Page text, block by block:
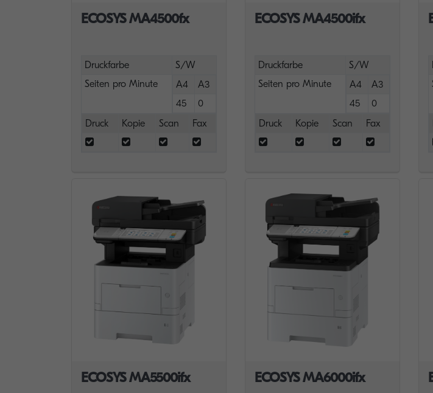
ECOSYS MA4500fx
Druckfarbe
S/W
Seiten pro Minute
A4
A3
45
0
Druck
Kopie Scan Fax
ECOSYS MA4500ifx
Druckfarbe
S/W
Seiten pro Minute
A4
A3
45
0
Druck
Kopie Scan Fax
ECOSYS MA5500ifx ECOSYS MA6000ifx